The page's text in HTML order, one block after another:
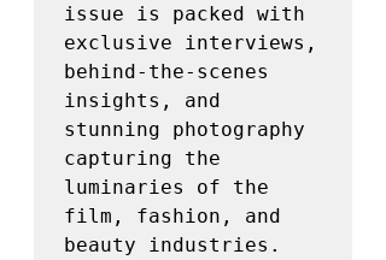
issue is packed with
exclusive interviews,
behind-the-scenes
insights, and
stunning photography
capturing the
luminaries of the
film, fashion, and
beauty industries.